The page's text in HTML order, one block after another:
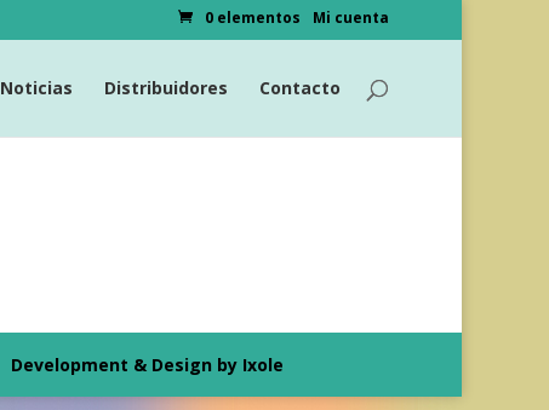
Mi cuenta
0 elementos
Noticias Distribuidores Contacto
Development & Design by Ixole